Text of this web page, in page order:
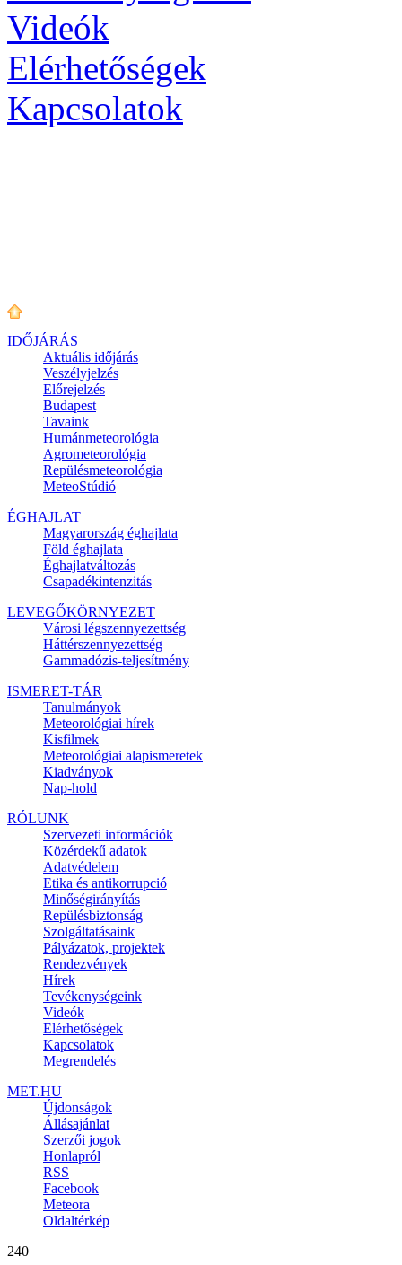
Videók
Elérhetőségek
Kapcsolatok
IDŐJÁRÁS
Aktuális időjárás
Veszélyjelzés
Előrejelzés
Budapest
Tavaink
Humánmeteorológia
Agrometeorológia
Repülésmeteorológia
MeteoStúdió
ÉGHAJLAT
Magyarország éghajlata
Föld éghajlata
Éghajlatváltozás
Csapadékintenzitás
LEVEGŐKÖRNYEZET
Városi légszennyezettség
Háttérszennyezettség
Gammadózis-teljesítmény
ISMERET-TÁR
Tanulmányok
Meteorológiai hírek
Kisfilmek
Meteorológiai alapismeretek
Kiadványok
Nap-hold
RÓLUNK
Szervezeti információk
Közérdekű adatok
Adatvédelem
Etika és antikorrupció
Minőségirányítás
Repülésbiztonság
Szolgáltatásaink
Pályázatok, projektek
Rendezvények
Hírek
Tevékenységeink
Videók
Elérhetőségek
Kapcsolatok
Megrendelés
MET.HU
Újdonságok
Állásajánlat
Szerzői jogok
Honlapról
RSS
Facebook
Meteora
Oldaltérkép
240